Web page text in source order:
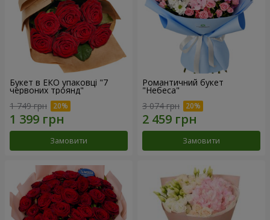
Букет в ЕКО упаковці "7
червоних троянд"
1 749 грн
Замовити
Романтичний букет
"Небеса"
3 074 грн
Замовити